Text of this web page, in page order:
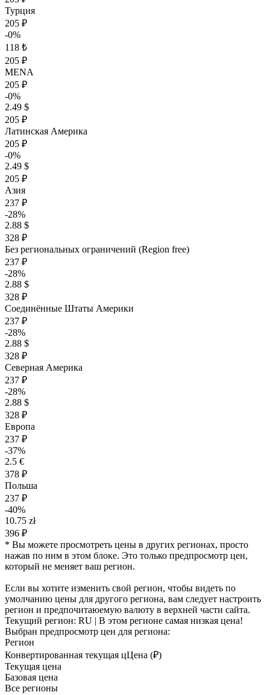
Турция
205 ₽
-0%
118 ₺
205 ₽
MENA
205 ₽
-0%
2.49 $
205 ₽
Латинская Америка
205 ₽
-0%
2.49 $
205 ₽
Азия
237 ₽
-28%
2.88 $
328 ₽
Без региональных ограничений (Region free)
237 ₽
-28%
2.88 $
328 ₽
Соединённые Штаты Америки
237 ₽
-28%
2.88 $
328 ₽
Северная Америка
237 ₽
-28%
2.88 $
328 ₽
Европа
237 ₽
-37%
2.5 €
378 ₽
Польша
237 ₽
-40%
10.75 zł
396 ₽
* Вы можете просмотреть цены в других регионах, просто
нажав по ним в этом блоке. Это только предпросмотр цен,
который не меняет ваш регион.
Если вы хотите изменить свой регион, чтобы видеть по
умолчанию цены для другого региона, вам следует настроить
регион и предпочитаюемую валюту в верхней части сайта.
Текущий регион: RU | В этом регионе самая низкая цена!
Выбран предпросмотр цен для региона:
Регион
Конвертированная текущая цЦена (₽)
Текущая цена
Базовая цена
Все регионы